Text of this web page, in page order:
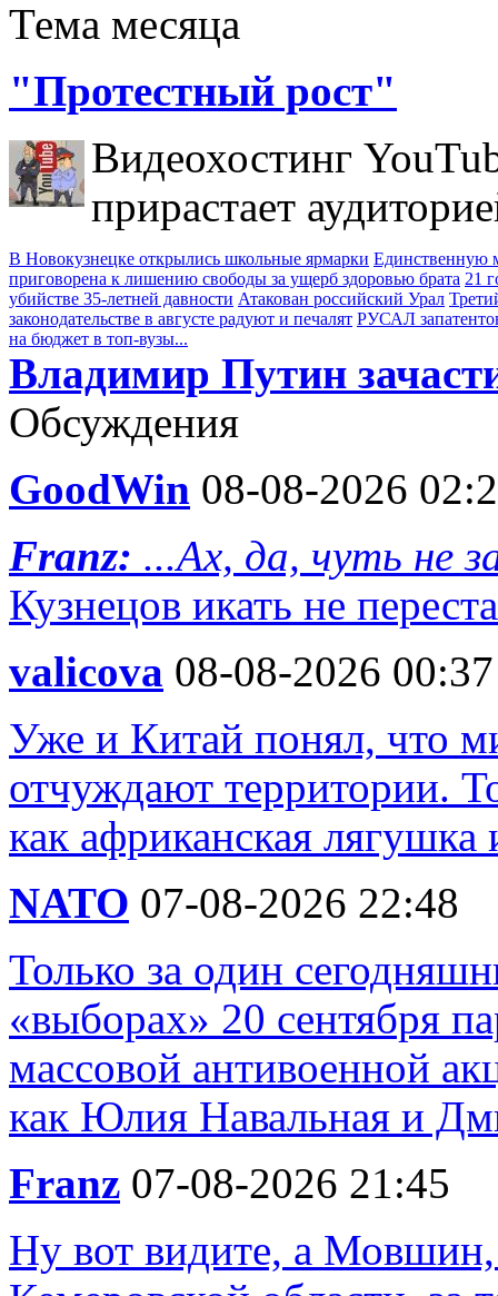
Тема месяца
"Протестный рост"
Видеохостинг
прирастает
В Новокузнецке открылись школьные ярмарки Единственную
приговорена к лишению свободы за ущерб здоровью брата 21
убийстве 35-летней давности Атакован российский Урал
законодательстве в августе радуют и печалят РУСАЛ
на бюджет в топ-вузы...
Владимир Путин
Обсуждения
GoodWin 08-08-2026
Franz: ...Ах, да, чуть не
Кузнецов икать не
valicova 08-08-2026 00:37
Уже и Китай понял, что
отчуждают территории.
как африканская лягушка
NATO 07-08-2026 22:48
Только за один
«выборах» 20 сентября
массовой антивоенной
как Юлия Навальная и
Franz 07-08-2026 21:45
Ну вот видите, а